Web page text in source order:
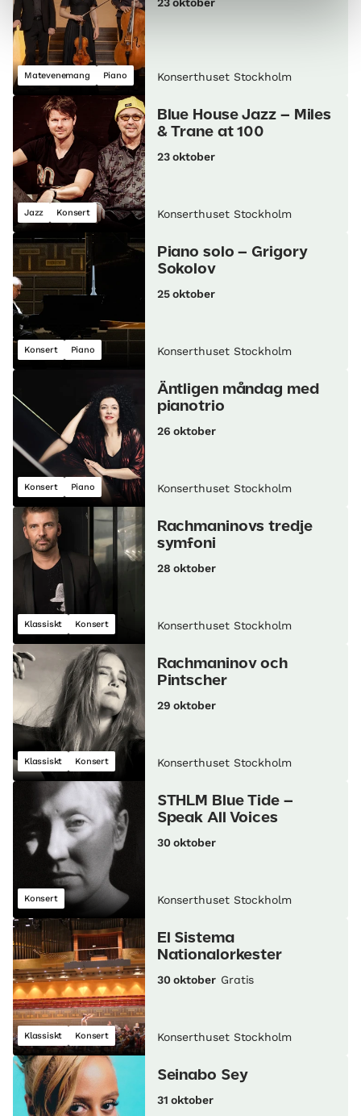
Matevenemang Piano
23 oktober
Konserthuset Stockholm
Jazz Konsert
Blue House Jazz – Miles
& Trane at 100
23 oktober
Konserthuset Stockholm
Konsert Piano
Piano solo – Grigory
Sokolov
25 oktober
Konserthuset Stockholm
Konsert Piano
Äntligen måndag med
pianotrio
26 oktober
Konserthuset Stockholm
Klassiskt Konsert
Rachmaninovs tredje
symfoni
28 oktober
Konserthuset Stockholm
Klassiskt Konsert
Rachmaninov och
Pintscher
29 oktober
Konserthuset Stockholm
Konsert
STHLM Blue Tide –
Speak All Voices
30 oktober
Konserthuset Stockholm
Klassiskt Konsert
El Sistema
Nationalorkester
30 oktober Gratis
Konserthuset Stockholm
Seinabo Sey
31 oktober